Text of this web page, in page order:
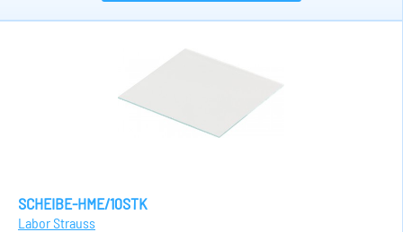
SCHEIBE-HME/10STK
Labor Strauss